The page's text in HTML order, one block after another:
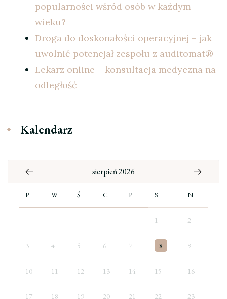
popularności wśród osób w każdym
wieku?
Droga do doskonałości operacyjnej – jak
uwolnić potencjał zespołu z auditomat®
Lekarz online – konsultacja medyczna na
odległość
Kalendarz
sierpień 2026
P W Ś C P S N
1 2
3 4 5 6 7 8 9
10 11 12 13 14 15 16
17 18 19 20 21 22 23